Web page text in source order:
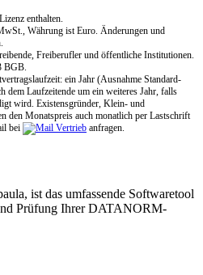
enthalten.
Währung ist Euro. Änderungen und
Freiberufler und öffentliche Institutionen.
BGB.
ein Jahr (Ausnahme Standard-
dem Laufzeitende um ein weiteres Jahr, falls
wird. Existensgründer, Klein- und
den Monatspreis auch monatlich per Lastschrift
bei
anfragen.
ist das umfassende Softwaretool
Prüfung Ihrer DATANORM-